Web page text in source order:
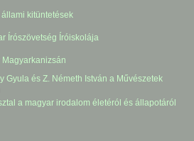
állami kitüntetések
Írószövetség Íróiskolája
Magyarkanizsán
Gyula és Z. Németh István a Művészetek
a magyar irodalom életéról és állapotáról